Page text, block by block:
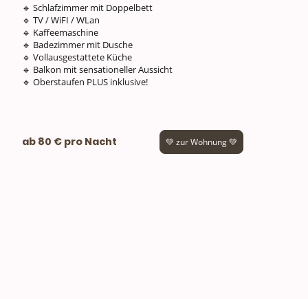
🔹 Schlafzimmer mit Doppelbett
🔹 TV / WiFI / WLan
🔹 Kaffeemaschine
🔹 Badezimmer mit Dusche
🔹 Vollausgestattete Küche
🔹 Balkon mit sensationeller Aussicht
🔹 Oberstaufen PLUS inklusive!
ab 80 € pro Nacht 💚 zur Wohnung 💚